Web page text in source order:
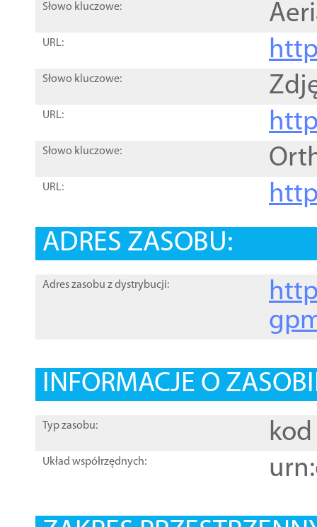
Słowo kluczowe:
URL:
Słowo kluczowe:
URL:
Słowo kluczowe:
URL:
ADRES ZASOBU:
Adres zasobu z dystrybucji:
INFORMACJE O
Typ zasobu: kod
Układ współrzędnych: